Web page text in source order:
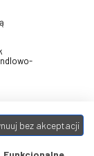
bez akceptacji